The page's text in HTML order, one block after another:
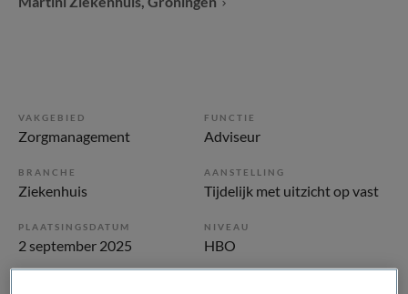
VAKGEBIED
Zorgmanagement
FUNCTIE
Adviseur
BRANCHE
Ziekenhuis
AANSTELLING
Tijdelijk met uitzicht op vast
PLAATSINGSDATUM
2 september 2025
NIVEAU
HBO